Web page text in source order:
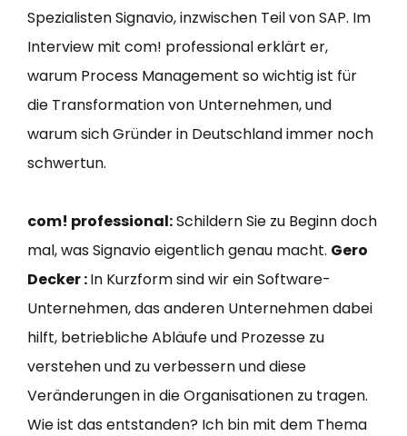
Spezialisten Signavio, inzwischen Teil von SAP. Im
Interview mit com! professional erklärt er,
warum Process Management so wichtig ist für
die Transformation von Unternehmen, und
warum sich Gründer in Deutschland immer noch
schwertun.
com! professional:Schildern Sie zu Beginn doch
mal, was Signavio eigentlich genau macht. Gero
Decker :In Kurzform sind wir ein Software-
Unternehmen, das anderen Unternehmen dabei
hilft, betriebliche Abläufe und Prozesse zu
verstehen und zu verbessern und diese
Veränderungen in die Organisationen zu tragen.
Wie ist das entstanden? Ich bin mit dem Thema